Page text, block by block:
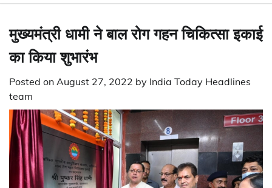
मुख्यमंत्री धामी ने बाल रोग गहन चिकित्सा इकाई
का किया शुभारंभ
Posted on August 27, 2022 by India Today Headlines
team